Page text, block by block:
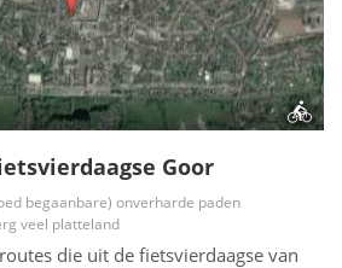
Goor
begaanbare) onverharde paden
veel platteland
die uit de fietsvierdaagse van